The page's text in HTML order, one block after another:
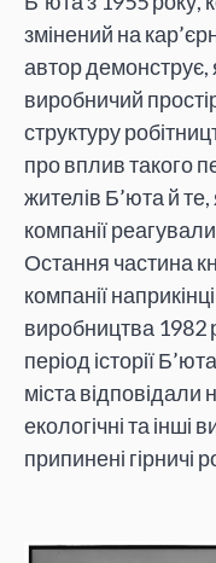
змінений на
автор демонструє,
виробничий
структуру
про вплив такого
жителів Б’юта й
компанії
Остання частина
компанії
виробництва 1982
період історії
міста відповідали
екологічні та інші
припинені гірничі